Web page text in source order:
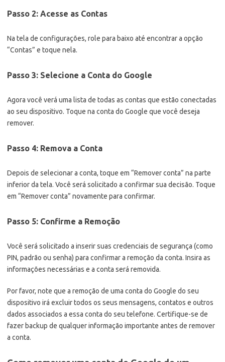
Passo 2: Acesse as Contas
Na tela de configurações, role para baixo até encontrar a opção
“Contas” e toque nela.
Passo 3: Selecione a Conta do Google
Agora você verá uma lista de todas as contas que estão conectadas
ao seu dispositivo. Toque na conta do Google que você deseja
remover.
Passo 4: Remova a Conta
Depois de selecionar a conta, toque em “Remover conta” na parte
inferior da tela. Você será solicitado a confirmar sua decisão. Toque
em “Remover conta” novamente para confirmar.
Passo 5: Confirme a Remoção
Você será solicitado a inserir suas credenciais de segurança (como
PIN, padrão ou senha) para confirmar a remoção da conta. Insira as
informações necessárias e a conta será removida.
Por favor, note que a remoção de uma conta do Google do seu
dispositivo irá excluir todos os seus mensagens, contatos e outros
dados associados a essa conta do seu telefone. Certifique-se de
fazer backup de qualquer informação importante antes de remover
a conta.